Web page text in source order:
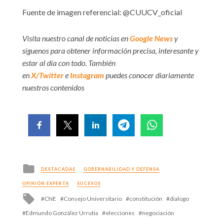
Fuente de imagen referencial: @CUUCV_oficial
Visita nuestro canal de noticias enGoogle Newsy
síguenos para obtener información precisa, interesante y
estar al día con todo. También
enX/Twittere Instagram puedes conocer diariamente
nuestros contenidos
Posted
in
DESTACADAS GOBERNABILIDAD Y DEFENSA
OPINIÓN EXPERTA SUCESOS
Tagged
CNE Consejo Universitario constitución
dialogo
Edmundo González Urrutia
elecciones negociación